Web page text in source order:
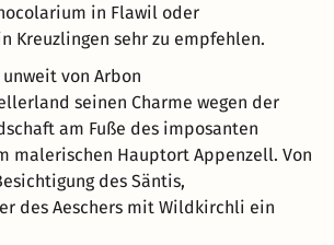
in Flawil oder
Kreuzlingen sehr zu empfehlen.
von Arbon
seinen Charme wegen der
am Fuße des imposanten
malerischen Hauptort Appenzell. Von
des Säntis,
des Aeschers mit Wildkirchli ein